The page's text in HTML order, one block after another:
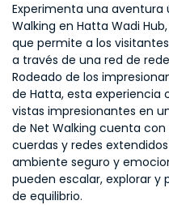
Experimenta una aventura
Walking en Hatta Wadi
que permite a los
a través de una red de
Rodeado de los
de Hatta, esta experiencia
vistas impresionantes en
de Net Walking cuenta
cuerdas y redes
ambiente seguro y
pueden escalar, explorar y
de equilibrio.